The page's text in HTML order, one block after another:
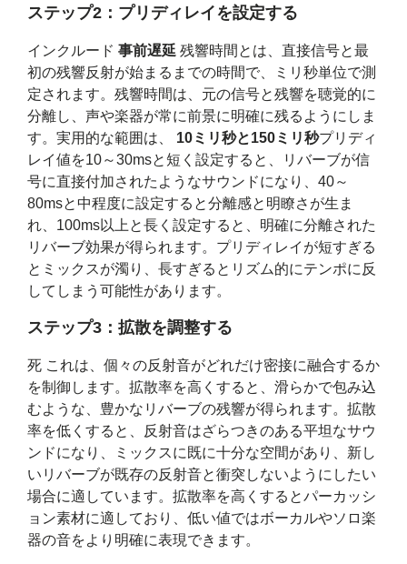
ステップ2：プリディレイを設定する
インクルード 事前遅延 残響時間とは、直接信号と最
初の残響反射が始まるまでの時間で、ミリ秒単位で測
定されます。残響時間は、元の信号と残響を聴覚的に
分離し、声や楽器が常に前景に明確に残るようにしま
す。実用的な範囲は、 10ミリ秒と150ミリ秒プリディ
レイ値を10～30msと短く設定すると、リバーブが信
号に直接付加されたようなサウンドになり、40～
80msと中程度に設定すると分離感と明瞭さが生ま
れ、100ms以上と長く設定すると、明確に分離された
リバーブ効果が得られます。プリディレイが短すぎる
とミックスが濁り、長すぎるとリズム的にテンポに反
してしまう可能性があります。
ステップ3：拡散を調整する
死 これは、個々の反射音がどれだけ密接に融合するか
を制御します。拡散率を高くすると、滑らかで包み込
むような、豊かなリバーブの残響が得られます。拡散
率を低くすると、反射音はざらつきのある平坦なサウ
ンドになり、ミックスに既に十分な空間があり、新し
いリバーブが既存の反射音と衝突しないようにしたい
場合に適しています。拡散率を高くするとパーカッシ
ョン素材に適しており、低い値ではボーカルやソロ楽
器の音をより明確に表現できます。